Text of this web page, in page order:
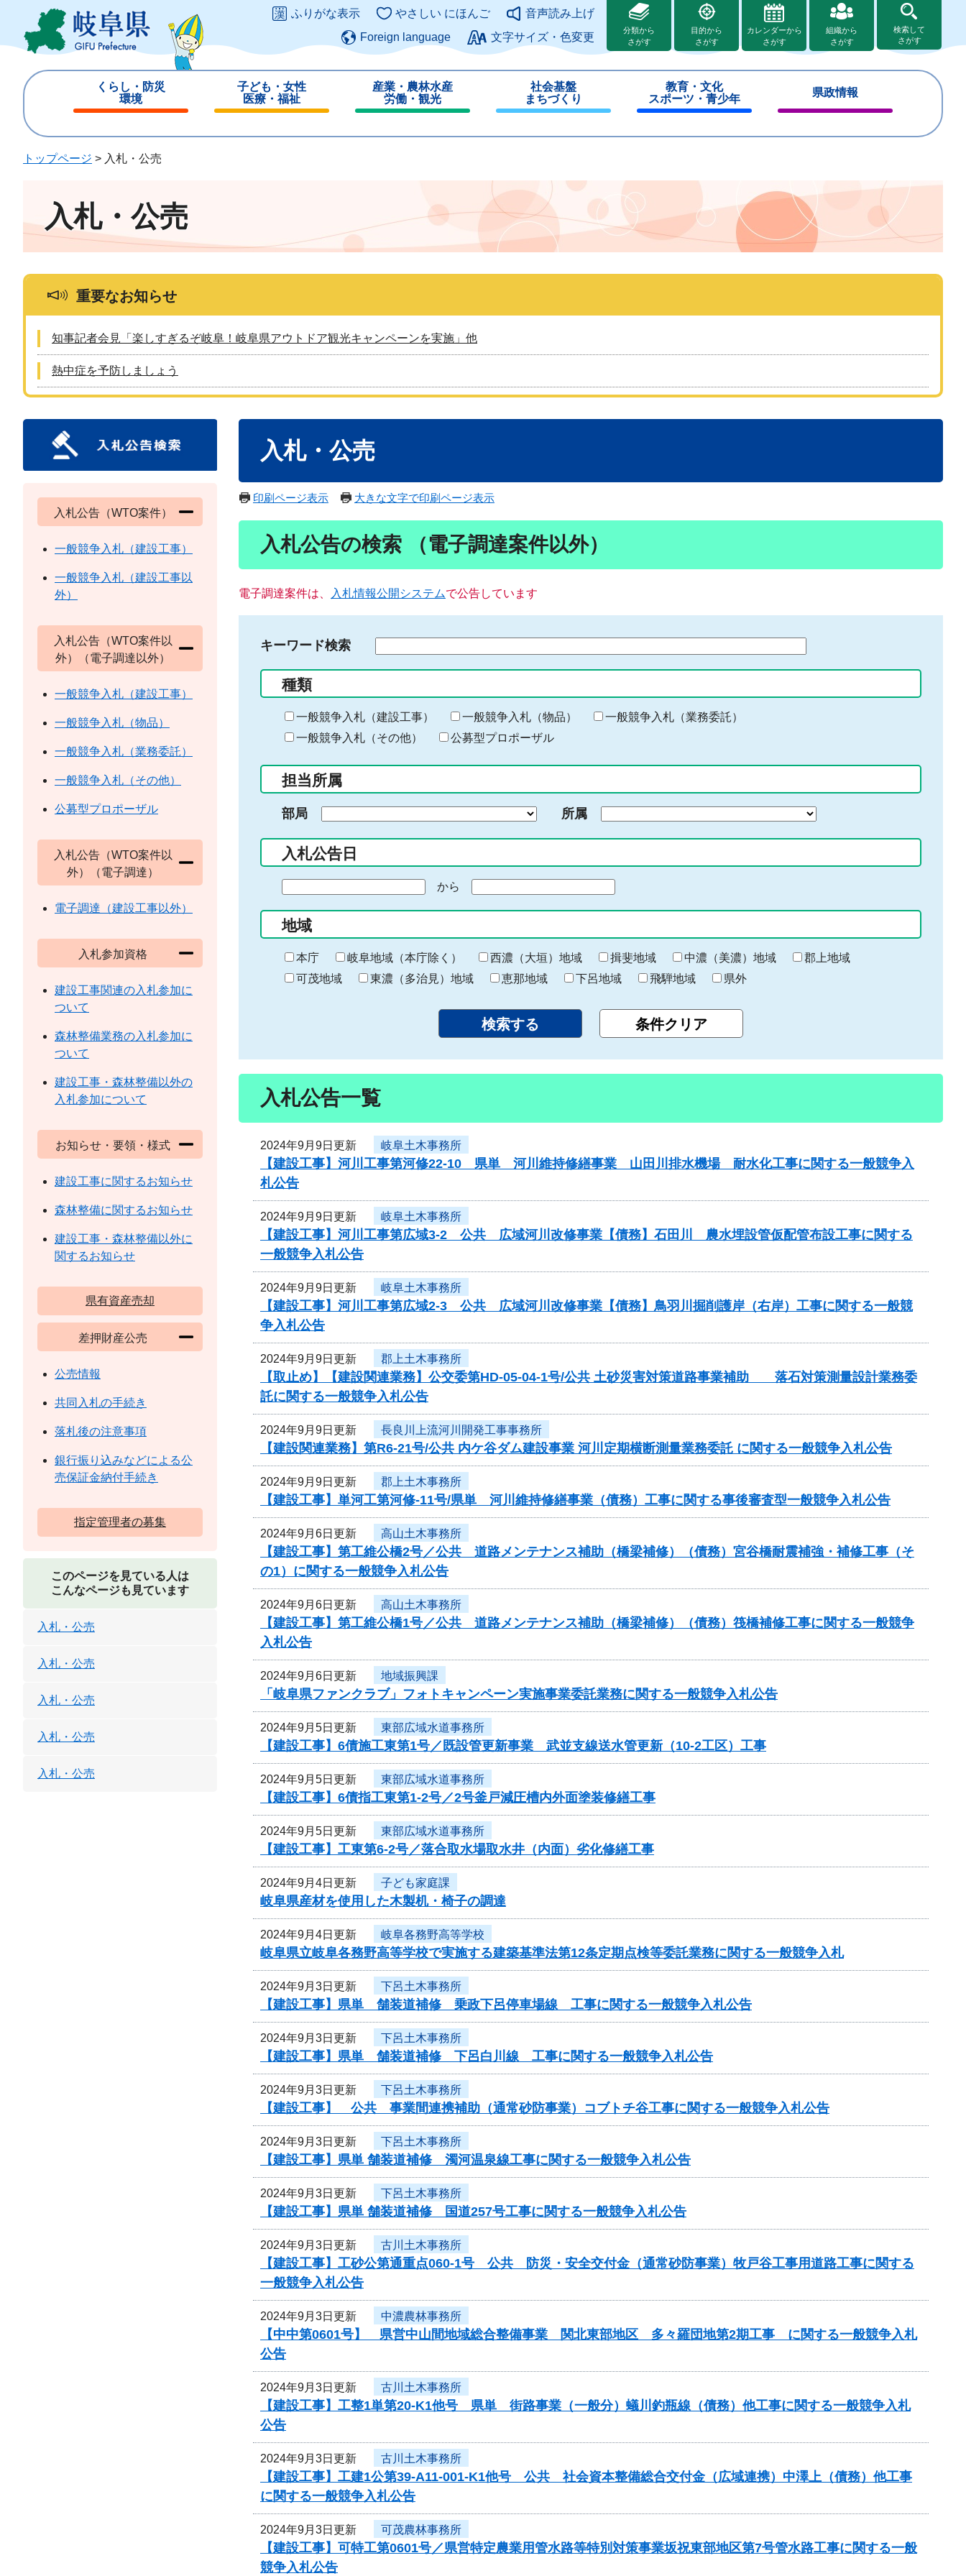
ジ
ュ
このページの本文へ
ふりがな表示 やさしい にほんご
音声読み上げ
Foreign language
文字サイズ・色変更
分類から
さがす
目的から
さがす
カレンダーから
さがす
組織から
さがす
検索して
さがす
くらし・防災
環境
じ
子ども・女性
医療・福祉
じ
産業・農林水産
労働・観光
じ
社会基盤
まちづくり
じ
教育・文化
スポーツ・青少年
じ
県政情報
じ
トップページ > 入札・公売
入札・公売
重要なお知らせ
知事記者会見「楽しすぎるぞ岐阜！岐阜県アウトドア観光キャンペーンを実施」他
熱中症を予防しましょう
入札・公売
印刷ページ表示 大きな文字で印刷ページ表示
入札公告の検索 （電子調達案件以外）
電子調達案件は、 入札情報公開システムで公告しています
キーワード検索
る
キ
ー
ー
入
力
種類
一般競争入札（建設工事） 一般競争入札（物品）
一般競争入札（業務委託）
一般競争入札（その他）
公募型プロポーザル
担当所属
部局 所属
入札公告日
の
始
ま
り
から
終
わ
り
地域
本庁 岐阜地域（本庁除く） 西濃（大垣）地域 揖斐地域 中濃（美濃）地域
郡上地域
可茂地域
東濃（多治見）地域 恵那地域 下呂地域 飛騨地域 県外
入札公告一覧
2024年9月9日更新 岐阜土木事務所
【建設工事】河川工事第河修22-10 県単 河川維持修繕事業 山田川排水機場 耐水化工事に関する一般競争入
札公告
2024年9月9日更新 岐阜土木事務所
【建設工事】河川工事第広域3-2 公共 広域河川改修事業【債務】石田川 農水埋設管仮配管布設工事に関する
一般競争入札公告
2024年9月9日更新 岐阜土木事務所
【建設工事】河川工事第広域2-3 公共 広域河川改修事業【債務】鳥羽川掘削護岸（右岸）工事に関する一般競
争入札公告
2024年9月9日更新 郡上土木事務所
【取止め】【建設関連業務】公交委第HD-05-04-1号/公共 土砂災害対策道路事業補助 落石対策測量設計業務委
託に関する一般競争入札公告
2024年9月9日更新 長良川上流河川開発工事事務所
【建設関連業務】第R6-21号/公共 内ケ谷ダム建設事業 河川定期横断測量業務委託 に関する一般競争入札公告
2024年9月9日更新 郡上土木事務所
【建設工事】単河工第河修-11号/県単 河川維持修繕事業（債務）工事に関する事後審査型一般競争入札公告
2024年9月6日更新 高山土木事務所
【建設工事】第工維公橋2号／公共 道路メンテナンス補助（橋梁補修）（債務）宮谷橋耐震補強・補修工事（そ
の1）に関する一般競争入札公告
2024年9月6日更新 高山土木事務所
【建設工事】第工維公橋1号／公共 道路メンテナンス補助（橋梁補修）（債務）筏橋補修工事に関する一般競争
入札公告
2024年9月6日更新 地域振興課
「岐阜県ファンクラブ」フォトキャンペーン実施事業委託業務に関する一般競争入札公告
2024年9月5日更新 東部広域水道事務所
【建設工事】6債施工東第1号／既設管更新事業 武並支線送水管更新（10-2工区）工事
2024年9月5日更新 東部広域水道事務所
【建設工事】6債指工東第1-2号／2号釜戸減圧槽内外面塗装修繕工事
2024年9月5日更新 東部広域水道事務所
【建設工事】工東第6-2号／落合取水場取水井（内面）劣化修繕工事
2024年9月4日更新 子ども家庭課
岐阜県産材を使用した木製机・椅子の調達
2024年9月4日更新 岐阜各務野高等学校
岐阜県立岐阜各務野高等学校で実施する建築基準法第12条定期点検等委託業務に関する一般競争入札
2024年9月3日更新 下呂土木事務所
【建設工事】県単 舗装道補修 乗政下呂停車場線 工事に関する一般競争入札公告
2024年9月3日更新 下呂土木事務所
【建設工事】県単 舗装道補修 下呂白川線 工事に関する一般競争入札公告
2024年9月3日更新 下呂土木事務所
【建設工事】 公共 事業間連携補助（通常砂防事業）コブトチ谷工事に関する一般競争入札公告
2024年9月3日更新 下呂土木事務所
【建設工事】県単 舗装道補修 濁河温泉線工事に関する一般競争入札公告
2024年9月3日更新 下呂土木事務所
【建設工事】県単 舗装道補修 国道257号工事に関する一般競争入札公告
2024年9月3日更新 古川土木事務所
【建設工事】工砂公第通重点060-1号 公共 防災・安全交付金（通常砂防事業）牧戸谷工事用道路工事に関する
一般競争入札公告
2024年9月3日更新 中濃農林事務所
【中中第0601号】 県営中山間地域総合整備事業 関北東部地区 多々羅団地第2期工事 に関する一般競争入札
公告
2024年9月3日更新 古川土木事務所
【建設工事】工整1単第20-K1他号 県単 街路事業（一般分）蟻川釣瓶線（債務）他工事に関する一般競争入札
公告
2024年9月3日更新 古川土木事務所
【建設工事】工建1公第39-A11-001-K1他号 公共 社会資本整備総合交付金（広域連携）中澤上（債務）他工事
に関する一般競争入札公告
2024年9月3日更新 可茂農林事務所
【建設工事】可特工第0601号／県営特定農業用管水路等特別対策事業坂祝東部地区第7号管水路工事に関する一般
競争入札公告
入札公告（WTO案件）
一般競争入札（建設工事）
一般競争入札（建設工事以
外）
入札公告（WTO案件以
外）（電子調達以外）
一般競争入札（建設工事）
一般競争入札（物品）
一般競争入札（業務委託）
一般競争入札（その他）
公募型プロポーザル
入札公告（WTO案件以
外）（電子調達）
電子調達（建設工事以外）
入札参加資格
建設工事関連の入札参加に
ついて
森林整備業務の入札参加に
ついて
建設工事・森林整備以外の
入札参加について
お知らせ・要領・様式
建設工事に関するお知らせ
森林整備に関するお知らせ
建設工事・森林整備以外に
関するお知らせ
県有資産売却
差押財産公売
公売情報
共同入札の手続き
落札後の注意事項
銀行振り込みなどによる公
売保証金納付手続き
指定管理者の募集
このページを見ている人は
こんなページも見ています
入札・公売
入札・公売
入札・公売
入札・公売
入札・公売